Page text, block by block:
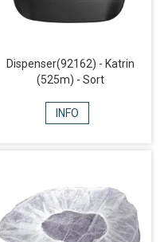
Dispenser(92162) - Katrin
(525m) - Sort
INFO